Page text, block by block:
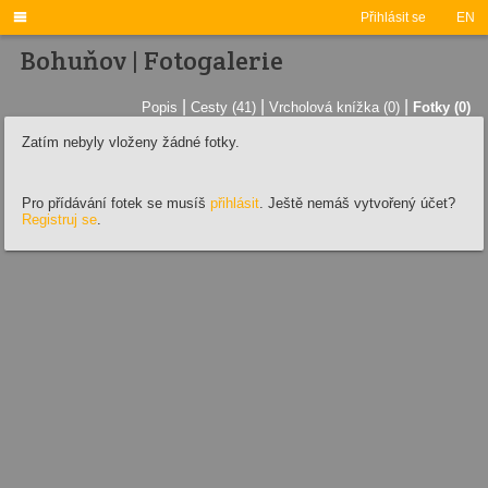
Přihlásit se EN

Bohuňov | Fotogalerie
Popis Cesty (41) Vrcholová knížka (0) Fotky (0)
Zatím nebyly vloženy žádné fotky.
Pro přídávání fotek se musíš přihlásit . Ještě nemáš vytvořený účet?
Registruj se